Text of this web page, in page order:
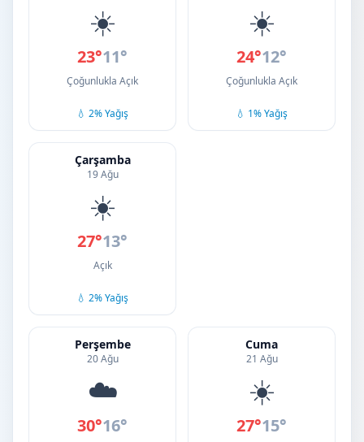
☀️
23°11°
Çoğunlukla Açık
💧 2% Yağış
☀️
24°12°
Çoğunlukla Açık
💧 1% Yağış
Çarşamba
19 Ağu
☀️
27°13°
Açık
💧 2% Yağış
Perşembe
20 Ağu
☁️
30°16°
Cuma
21 Ağu
☀️
27°15°